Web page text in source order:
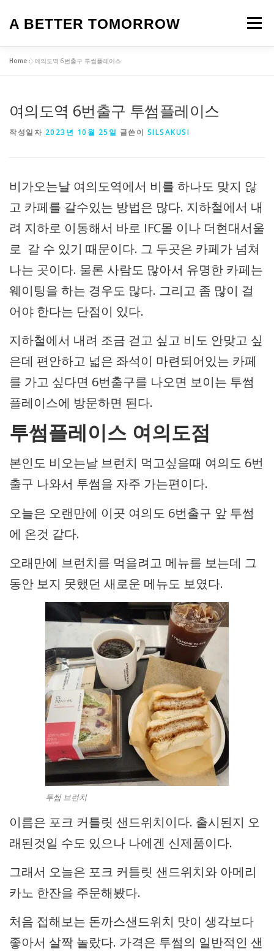
A BETTER TOMORROW 메뉴
로또 명당 여행 이야기 탈모 앱테크
Home »여의도역 6번출구 투썸플레이스
여의도역 6번출구 투썸플레이스
작성일자 2023년 10월 25일 글쓴이 SILSAKUSI
비가오는날 여의도역에서 비를 하나도 맞지 않
고 카페를 갈수있는 방법은 많다. 지하철에서 내
려 지하로 이동해서 바로 IFC몰 이나 더현대서울
로 갈 수 있기 때문이다. 그 두곳은 카페가 넘쳐
나는 곳이다. 물론 사람도 많아서 유명한 카페는
웨이팅을 하는 경우도 많다. 그리고 좀 많이 걸
어야 한다는 단점이 있다.
지하철에서 내려 조금 걷고 싶고 비도 안맞고 싶
은데 편안하고 넓은 좌석이 마련되어있는 카페
를 가고 싶다면 6번출구를 나오면 보이는 투썸
플레이스에 방문하면 된다.
투썸플레이스 여의도점
본인도 비오는날 브런치 먹고싶을때 여의도 6번
출구 나와서 투썸을 자주 가는편이다.
오늘은 오랜만에 이곳 여의도 6번출구 앞 투썸
에 온것 같다.
오래만에 브런치를 먹을려고 메뉴를 보는데 그
동안 보지 못했던 새로운 메뉴도 보였다.
투썸 브런치
이름은 포크 커틀릿 샌드위치이다. 출시된지 오
래된것일 수도 있으나 나에겐 신제품이다.
그래서 오늘은 포크 커틀릿 샌드위치와 아메리
카노 한잔을 주문해봤다.
처음 접해보는 돈까스샌드위치 맛이 생각보다
좋아서 살짝 놀랐다. 가격은 투썸의 일반적인 샌